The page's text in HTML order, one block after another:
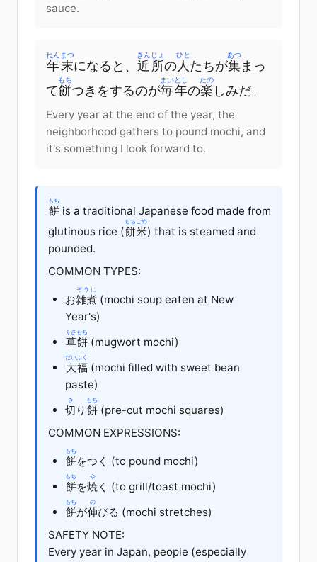
sauce.
年末
ねんまつ
になると 、 近所
きんじょ
の 人
ひと
たちが集
あつ
まっ
て餅
もち
つき をするのが毎年
まいとし
の楽
たの
しみだ。
Every year at the end of the year, the
neighborhood gathers to pound mochi, and
it's something I look forward to.
餅
もち
is a traditional Japanese food made from
glutinous rice (餅米
もちごめ
) that is steamed and
pounded.
COMMON TYPES:
お雑煮
ぞうに
(mochi soup eaten at New
Year's)
草餅
くさもち
(mugwort mochi)
大福
だいふく
(mochi filled with sweet bean
paste)
切
き
り 餅
もち
(pre-cut mochi squares)
COMMON EXPRESSIONS:
餅
もち
をつく (to pound mochi)
餅
もち
を焼
や
く (to grill/toast mochi)
餅
もち
が伸
の
びる (mochi stretches)
SAFETY NOTE:
Every year in Japan, people (especially